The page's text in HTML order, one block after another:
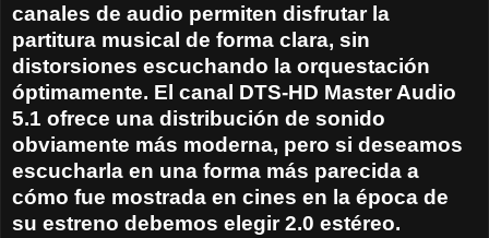
canales de audio permiten disfrutar la
partitura musical de forma clara, sin
distorsiones escuchando la orquestación
óptimamente. El canal DTS-HD Master Audio
5.1 ofrece una distribución de sonido
obviamente más moderna, pero si deseamos
escucharla en una forma más parecida a
cómo fue mostrada en cines en la época de
su estreno debemos elegir 2.0 estéreo.